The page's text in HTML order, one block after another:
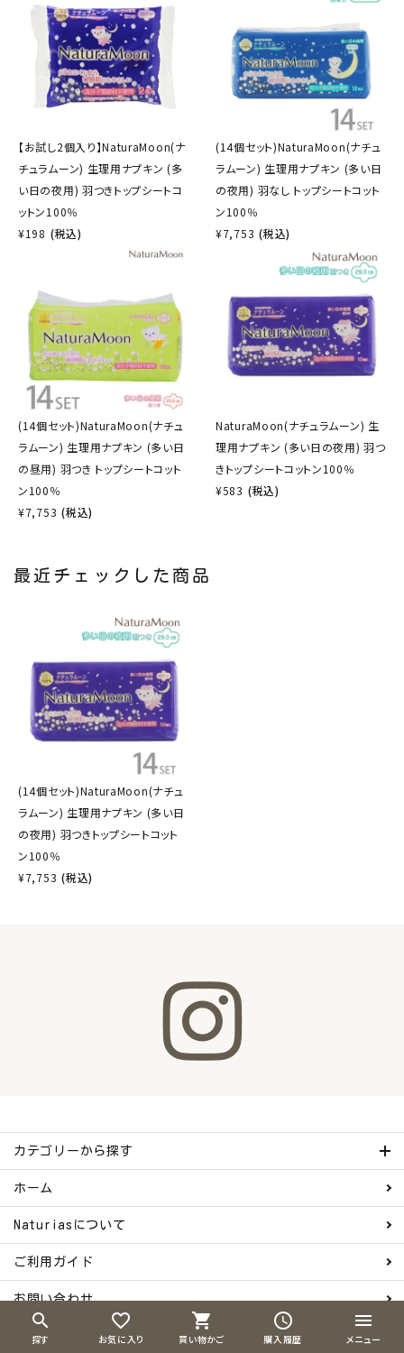
search
探す
favorite_border
お気に入り
shopping_cart
買い物かご
schedule
購入履歴
menu
メニュー
【お試し2個入り】NaturaMoon(ナ
チュラムーン) 生理用ナプキン (多
い日の夜用) 羽つきトップシートコ
ットン100％
¥198 (税込)
(14個セット)NaturaMoon(ナチュ
ラムーン) 生理用ナプキン (多い日
の夜用) 羽なし トップシートコット
ン100％
¥7,753 (税込)
(14個セット)NaturaMoon(ナチュ
ラムーン) 生理用ナプキン (多い日
の昼用) 羽つき トップシートコット
ン100％
¥7,753 (税込)
NaturaMoon(ナチュラムーン) 生
理用ナプキン (多い日の夜用) 羽つ
きトップシートコットン100％
¥583 (税込)
最近チェックした商品
(14個セット)NaturaMoon(ナチュ
ラムーン) 生理用ナプキン (多い日
の夜用) 羽つきトップシートコット
ン100％
¥7,753 (税込)
カテゴリーから探す
ホーム
Naturiasについて
ご利用ガイド
お問い合わせ
会員登録